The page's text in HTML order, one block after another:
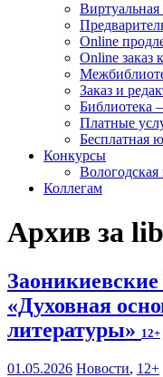
Виртуальная
Online
Online заказ
Заказ и
Библиотека
Платные
Бесплатная
Конкурсы
Вологодская
Коллегам
Архив за
«Духовная
литературы» 12+
01.05.2026 Новости, 12+